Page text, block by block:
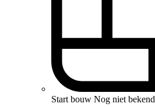
Start bouw Nog niet bekend